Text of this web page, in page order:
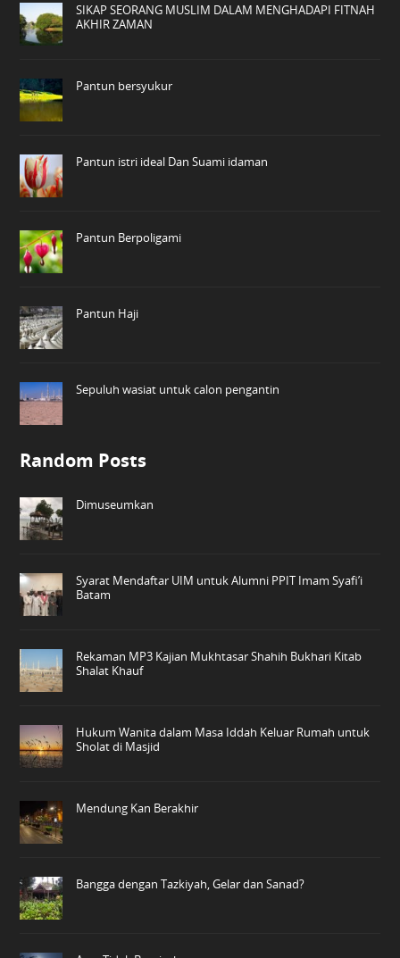
SIKAP SEORANG MUSLIM DALAM MENGHADAPI FITNAH
AKHIR ZAMAN
Pantun bersyukur
Pantun istri ideal Dan Suami idaman
Pantun Berpoligami
Pantun Haji
Sepuluh wasiat untuk calon pengantin
Random Posts
Dimuseumkan
Syarat Mendaftar UIM untuk Alumni PPIT Imam Syafi’i
Batam
Rekaman MP3 Kajian Mukhtasar Shahih Bukhari Kitab
Shalat Khauf
Hukum Wanita dalam Masa Iddah Keluar Rumah untuk
Sholat di Masjid
Mendung Kan Berakhir
Bangga dengan Tazkiyah, Gelar dan Sanad?